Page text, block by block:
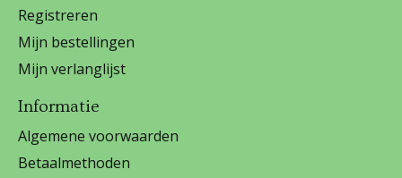
Registreren
Mijn bestellingen
Mijn verlanglijst
Informatie
Algemene voorwaarden
Betaalmethoden